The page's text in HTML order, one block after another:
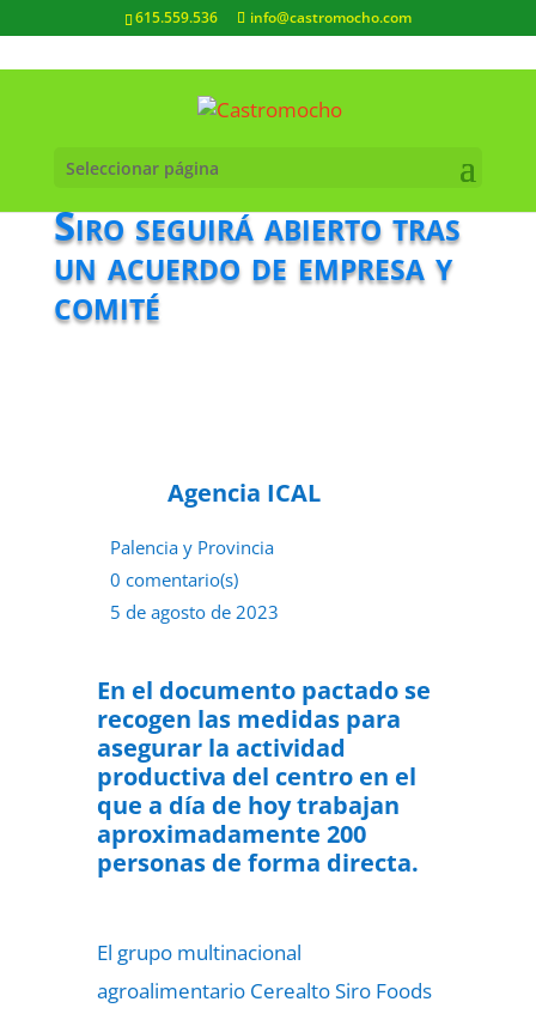
615.559.536 info@castromocho.com
Seleccionar página
Siro seguirá abierto tras
un acuerdo de empresa y
comité
Agencia ICAL
Palencia y Provincia
0 comentario(s)
5 de agosto de 2023
En el documento pactado se
recogen las medidas para
asegurar la actividad
productiva del centro en el
que a día de hoy trabajan
aproximadamente 200
personas de forma directa.
El grupo multinacional
agroalimentario Cerealto Siro Foods